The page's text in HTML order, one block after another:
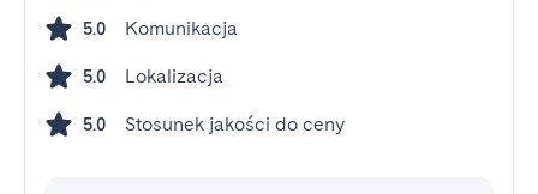
5.0 Komunikacja
5.0 Lokalizacja
5.0 Stosunek jakości do ceny